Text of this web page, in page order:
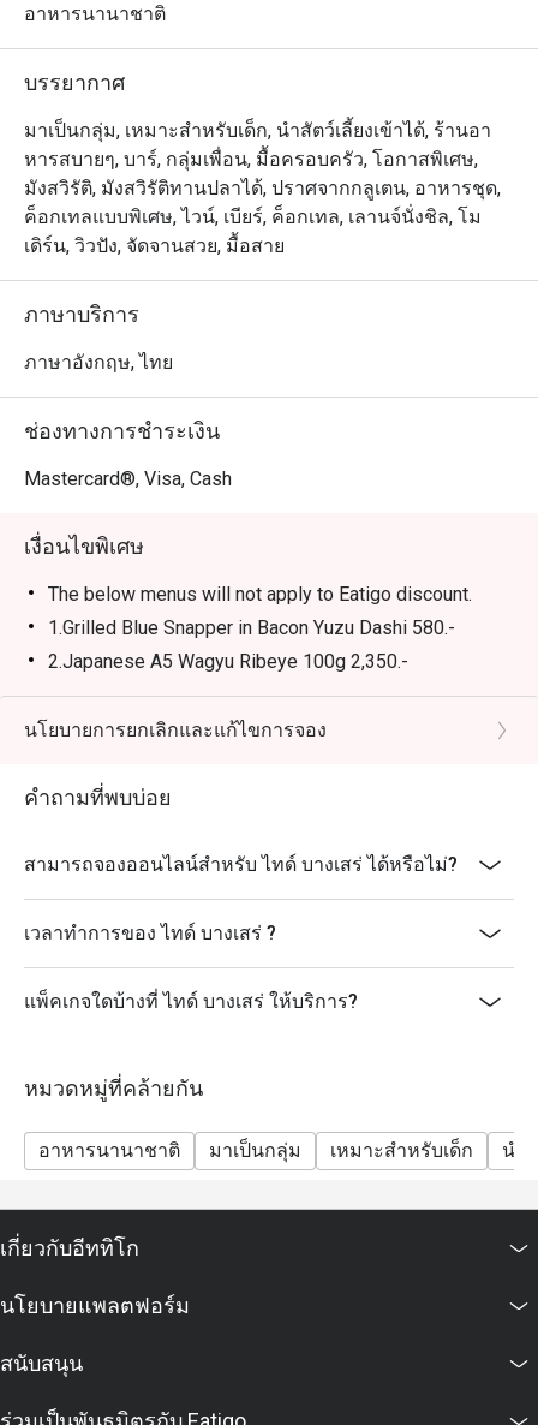
เขียวของธรรมชาติรอบร้าน ข้อดีอีกอย่างคือทำเลซึ่งอยู่ไม่
อาหารนานาชาติ
บรรยากาศ
มาเป็นกลุ่ม, เหมาะสำหรับเด็ก, นำสัตว์เลี้ยงเข้าได้, ร้านอา
หารสบายๆ, บาร์, กลุ่มเพื่อน, มื้อครอบครัว, โอกาสพิเศษ,
มังสวิรัติ, มังสวิรัติทานปลาได้, ปราศจากกลูเตน, อาหารชุด,
ค็อกเทลแบบพิเศษ, ไวน์, เบียร์, ค็อกเทล, เลานจ์นั่งชิล, โม
เดิร์น, วิวปัง, จัดจานสวย, มื้อสาย
ภาษาบริการ
ภาษาอังกฤษ, ไทย
ช่องทางการชำระเงิน
Mastercard®, Visa, Cash
เงื่อนไขพิเศษ
The below menus will not apply to Eatigo discount.
1.Grilled Blue Snapper in Bacon Yuzu Dashi 580.-
2.Japanese A5 Wagyu Ribeye 100g 2,350.-
3.Wagyu Prime Rib 900g 5,800.-
4.Wagyu Striploin Steak 250 g 1,850.-
650.-
นโยบายการยกเลิกและแก้ไขการจอง
คำถามที่พบบ่อย
สามารถจองออนไลน์สำหรับ ไทด์ บางเสร่ ได้หรือไม่?
เวลาทำการของ ไทด์ บางเสร่ ?
แพ็คเกจใดบ้างที่ ไทด์ บางเสร่ ให้บริการ?
หมวดหมู่ที่คล้ายกัน
อาหารนานาชาติ มาเป็นกลุ่ม เหมาะสำหรับเด็ก นำ
เกี่ยวกับอีททิโก
นโยบายแพลตฟอร์ม
สนับสนุน